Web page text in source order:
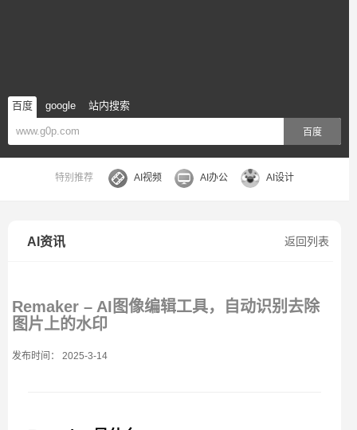
百度 google 站内搜索
百度
特别推荐 AI视频 AI办公 AI设计
返回列表
AI资讯
Remaker – AI图像编辑工具，自动识别去除
图片上的水印
发布时间： 2025-3-14